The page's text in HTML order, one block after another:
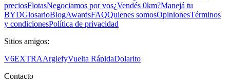
preciosFlotasNegociamos por vos¿Vendés 0km?Manejá tu
BYDGlosarioBlogAwardsFAQQuienes somosOpinionesTérminos
y condicionesPolítica de privacidad
Sitios amigos:
V6EXTRAArgiefyVuelta RápidaDolarito
Contacto